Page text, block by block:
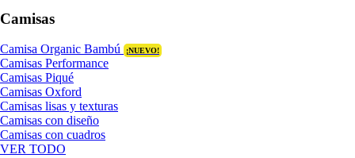
Camisas
Camisa Organic Bambú ¡NUEVO!
Camisas Performance
Camisas Piqué
Camisas Oxford
Camisas lisas y texturas
Camisas con diseño
Camisas con cuadros
VER TODO